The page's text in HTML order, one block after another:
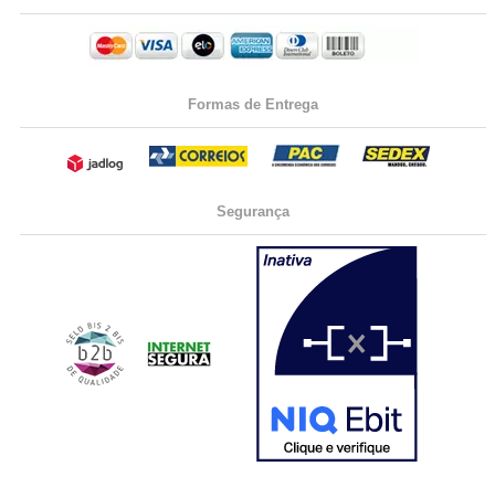
Formas de Entrega
Segurança